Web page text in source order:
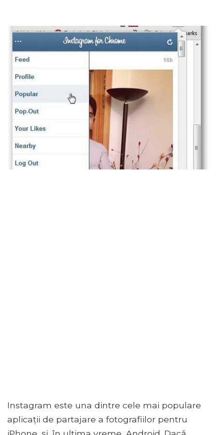
Instagram este una dintre cele mai populare
aplicații de partajare a fotografiilor pentru